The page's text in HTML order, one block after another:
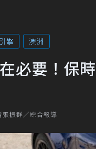
擎 澳洲
必要！保
振群／綜合報導